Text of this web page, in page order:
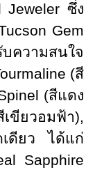
Jewelerซึ่ง
Gem
ความสนใจ
(สี
(สีแดง
ขียวอมฟ้า),
เดียว ได้แก่
Sapphire